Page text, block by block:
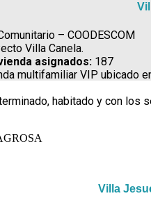
– COODESCOM
Villa Canela.
asignados: 187
multifamiliar VIP ubicado
habitado y con
Villa